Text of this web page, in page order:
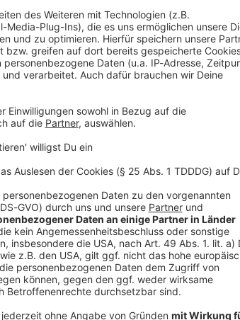
der Lastwagen fuhr auf
zunächst unklar. Der 58 Jahre alte
fort. Er konnte später
zunächst unklar. Gegen die 45-
ermittelt, gegen den